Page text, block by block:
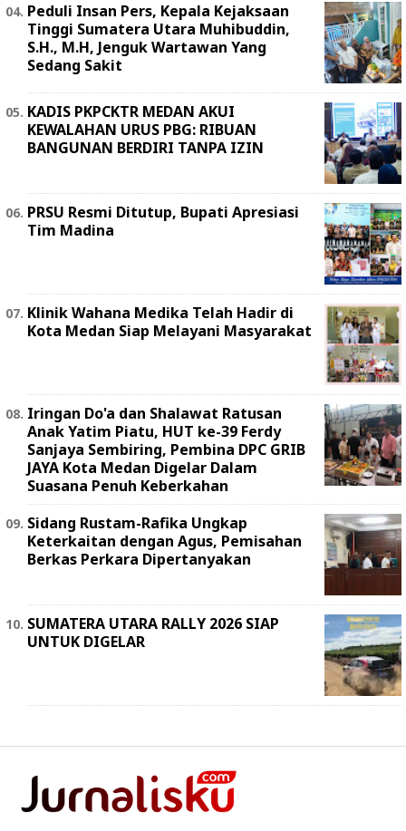
Peduli Insan Pers, Kepala Kejaksaan
Tinggi Sumatera Utara Muhibuddin,
S.H., M.H, Jenguk Wartawan Yang
Sedang Sakit
KADIS PKPCKTR MEDAN AKUI
KEWALAHAN URUS PBG: RIBUAN
BANGUNAN BERDIRI TANPA IZIN
PRSU Resmi Ditutup, Bupati Apresiasi
Tim Madina
Klinik Wahana Medika Telah Hadir di
Kota Medan Siap Melayani Masyarakat
Iringan Do'a dan Shalawat Ratusan
Anak Yatim Piatu, HUT ke-39 Ferdy
Sanjaya Sembiring, Pembina DPC GRIB
JAYA Kota Medan Digelar Dalam
Suasana Penuh Keberkahan
Sidang Rustam-Rafika Ungkap
Keterkaitan dengan Agus, Pemisahan
Berkas Perkara Dipertanyakan
SUMATERA UTARA RALLY 2026 SIAP
UNTUK DIGELAR